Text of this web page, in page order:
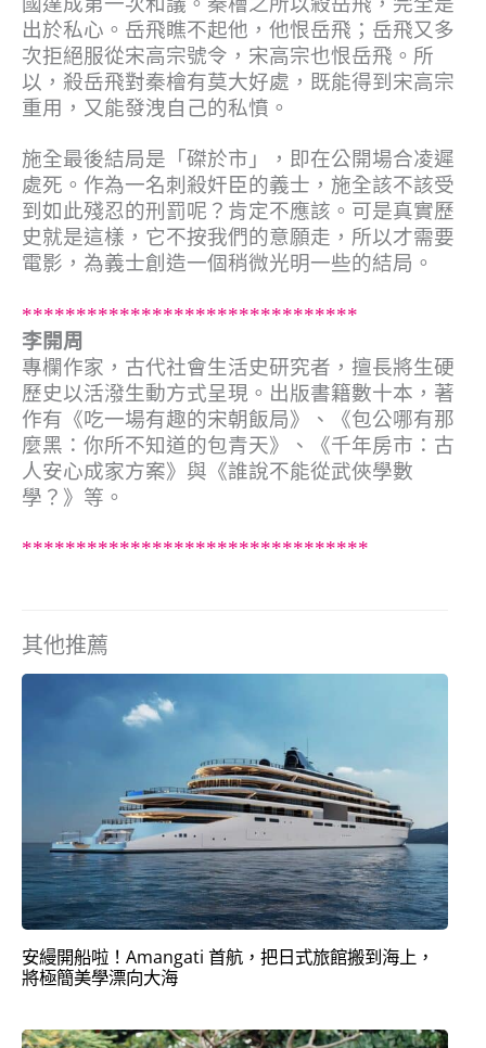
出於私心。岳飛瞧不起他，他恨岳飛；岳飛又多
次拒絕服從宋高宗號令，宋高宗也恨岳飛。所
以，殺岳飛對秦檜有莫大好處，既能得到宋高宗
重用，又能發洩自己的私憤。
施全最後結局是「磔於市」，即在公開場合凌遲
處死。作為一名刺殺奸臣的義士，施全該不該受
到如此殘忍的刑罰呢？肯定不應該。可是真實歷
史就是這樣，它不按我們的意願走，所以才需要
電影，為義士創造一個稍微光明一些的結局。
*******************************
李開周
專欄作家，古代社會生活史研究者，擅長將生硬
歷史以活潑生動方式呈現。出版書籍數十本，著
作有《吃一場有趣的宋朝飯局》、《包公哪有那
麼黑：你所不知道的包青天》、《千年房市：古
人安心成家方案》與《誰說不能從武俠學數
學？》等。
********************************
其他推薦
安縵開船啦！Amangati 首航，把日式旅館搬到海上，
將極簡美學漂向大海